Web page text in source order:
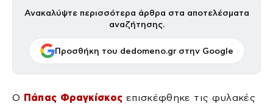
Ανακαλύψτε περισσότερα άρθρα στα αποτελέσματα
αναζήτησης.
Προσθήκη του dedomeno.gr στην Google
Ο Πάπας Φραγκίσκος επισκέφθηκε τις φυλακές